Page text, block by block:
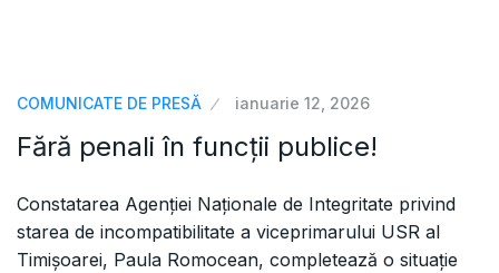
COMUNICATE DE PRESĂ ianuarie 12, 2026
Fără penali în funcții publice!
Constatarea Agenției Naționale de Integritate privind
starea de incompatibilitate a viceprimarului USR al
Timișoarei, Paula Romocean, completează o situație